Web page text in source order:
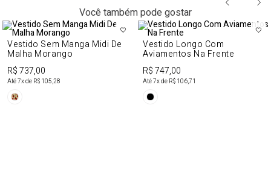
Você também pode gostar
Vestido Sem Manga Midi De
Malha Morango
R$ 737,00
Até7x de R$ 105,28
Vestido Longo Com
Aviamentos Na Frente
R$ 747,00
Até7x de R$ 106,71